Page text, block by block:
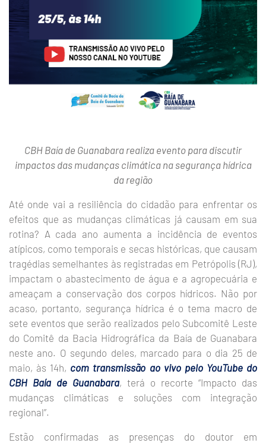
CBH Baía de Guanabara realiza evento para discutir
impactos das mudanças climática na segurança hídrica
da região
Até onde vai a resiliência do cidadão para enfrentar os
efeitos que as mudanças climáticas já causam em sua
rotina? A cada ano aumenta a incidência de eventos
atípicos, como temporais e secas históricas, que causam
tragédias semelhantes às registradas em Petrópolis (RJ),
impactam o abastecimento de água e a agropecuária e
ameaçam a conservação dos corpos hídricos. Não por
acaso, portanto, segurança hídrica é o tema macro de
sete eventos que serão realizados pelo Subcomitê Leste
do Comitê da Bacia Hidrográfica da Baía de Guanabara
neste ano. O segundo deles, marcado para o dia 25 de
maio, às 14h, com transmissão ao vivo pelo YouTube do
CBH Baía de Guanabara, terá o recorte “Impacto das
mudanças climáticas e soluções com integração
regional”.
Estão confirmadas as presenças do doutor em